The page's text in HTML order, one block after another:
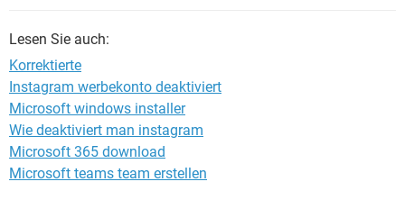
Lesen Sie auch:
Korrektierte
Instagram werbekonto deaktiviert
Microsoft windows installer
Wie deaktiviert man instagram
Microsoft 365 download
Microsoft teams team erstellen